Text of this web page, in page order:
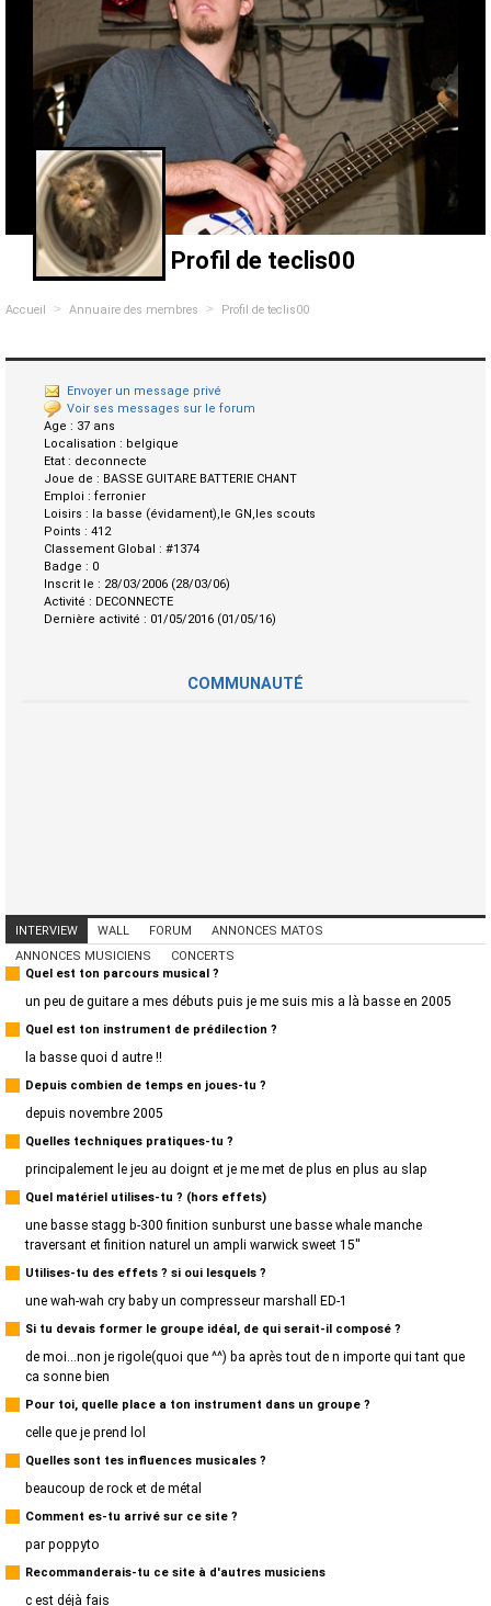
Profil de teclis00
Accueil > Annuaire des membres > Profil de teclis00
Envoyer un message privé
Voir ses messages sur le forum
Age : 37 ans
Localisation : belgique
Etat : deconnecte
Joue de : BASSE GUITARE BATTERIE CHANT
Emploi : ferronier
Loisirs :
la basse (évidament),le GN,les scouts
Points : 412
Classement Global : #1374
Badge : 0
Inscrit le : 28/03/2006 (28/03/06)
Activité : DECONNECTE
Dernière activité : 01/05/2016 (01/05/16)
COMMUNAUTÉ
INTERVIEW WALL FORUM
ANNONCES MATOS
ANNONCES MUSICIENS
CONCERTS
Quel est ton parcours musical ?
un peu de guitare a mes débuts puis je me suis mis a là basse en 2005
Quel est ton instrument de prédilection ?
la basse quoi d autre !!
Depuis combien de temps en joues-tu ?
depuis novembre 2005
Quelles techniques pratiques-tu ?
principalement le jeu au doignt et je me met de plus en plus au slap
Quel matériel utilises-tu ? (hors effets)
une basse stagg b-300 finition sunburst une basse whale manche
traversant et finition naturel un ampli warwick sweet 15''
Utilises-tu des effets ? si oui lesquels ?
une wah-wah cry baby un compresseur marshall ED-1
Si tu devais former le groupe idéal, de qui serait-il composé ?
de moi...non je rigole(quoi que ^^) ba après tout de n importe qui tant que
ca sonne bien
Pour toi, quelle place a ton instrument dans un groupe ?
celle que je prend lol
Quelles sont tes influences musicales ?
beaucoup de rock et de métal
Comment es-tu arrivé sur ce site ?
par poppyto
Recommanderais-tu ce site à d'autres musiciens
c est déjà fais